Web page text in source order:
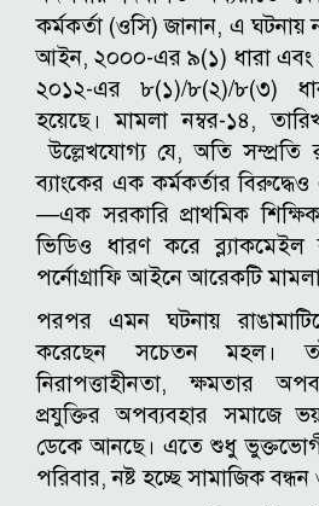
কর্মকর্তা (ওসি) জানান, এ ঘটনায়
আইন, ২০০০-এর ৯(১) ধারা এবং
২০১২-এর ৮(১)/৮(২)/৮(৩)
হয়েছে। মামলা নম্বর-১৪,
উল্লেখযোগ্য যে, অতি সম্প্রতি
ব্যাংকের এক কর্মকর্তার
—এক সরকারি প্রাথমিক
ভিডিও ধারণ করে
পর্নোগ্রাফি আইনে আরেকটি
পরপর এমন ঘটনায়
করেছেন সচেতন মহল।
নিরাপত্তাহীনতা, ক্ষমতার
প্রযুক্তির অপব্যবহার সমাজে
ডেকে আনছে। এতে শুধু
পরিবার, নষ্ট হচ্ছে সামাজিক